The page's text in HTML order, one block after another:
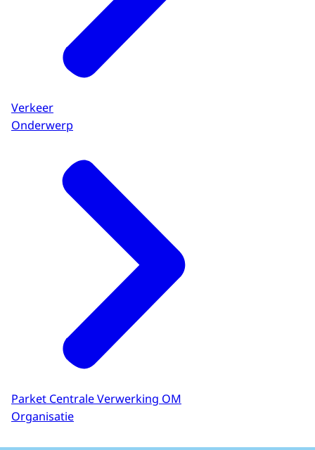
Verkeer
Onderwerp
Parket Centrale Verwerking OM
Organisatie